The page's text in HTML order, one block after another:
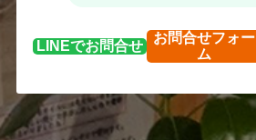
LINEでお問合せ
お問合せフォー
ム